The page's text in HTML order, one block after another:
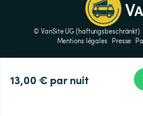
13,00 € par nuit
© VanSite UG (haftungsbeschränkt)
Mentions légales
Presse